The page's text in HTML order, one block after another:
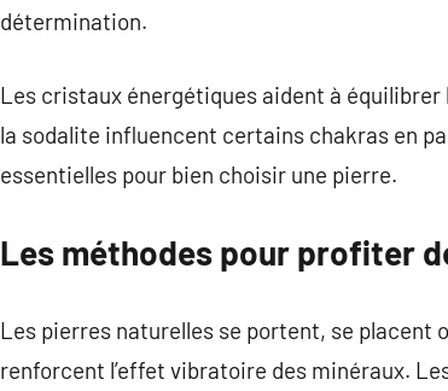
détermination.
Les cristaux énergétiques aident à équilibrer
la sodalite influencent certains chakras en
essentielles pour bien choisir une pierre.
Les méthodes pour profiter
Les pierres naturelles se portent, se placent
renforcent l’effet vibratoire des minéraux.